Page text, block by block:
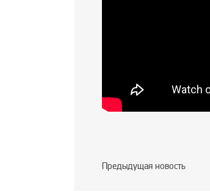
Предыдущая новость